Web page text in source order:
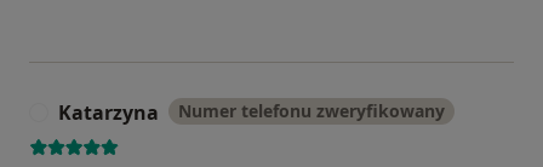
Katarzyna Numer telefonu zweryfikowany